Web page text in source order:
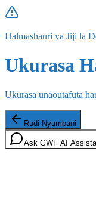
Halmashauri ya Jiji la
Ukurasa
Ukurasa unaoutafuta
Rudi Nyumbani
Ask GWF AI